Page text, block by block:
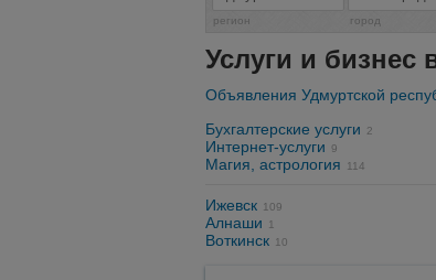
регион город
Услуги и бизнес
Объявления Удмуртской
Бухгалтерские услуги
2
Интернет-услуги 9
Магия, астрология 114
Ижевск 109
Алнаши 1
Воткинск 10